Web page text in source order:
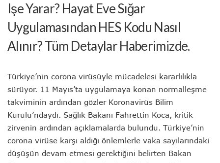
Işe Yarar? Hayat Eve Sığar
Uygulamasından HES Kodu Nasıl
Alınır? Tüm Detaylar Haberimizde.
Türkiye’nin corona virüsüyle mücadelesi kararlılıkla
sürüyor. 11 Mayıs’ta uygulamaya konan normalleşme
takviminin ardından gözler Koronavirüs Bilim
Kurulu’ndaydı. Sağlık Bakanı Fahrettin Koca, kritik
zirvenin ardından açıklamalarda bulundu. Türkiye’nin
corona virüse karşı aldığı önlemlerle vaka sayılarındaki
düşüşün devam etmesi gerektiğini belirten Bakan